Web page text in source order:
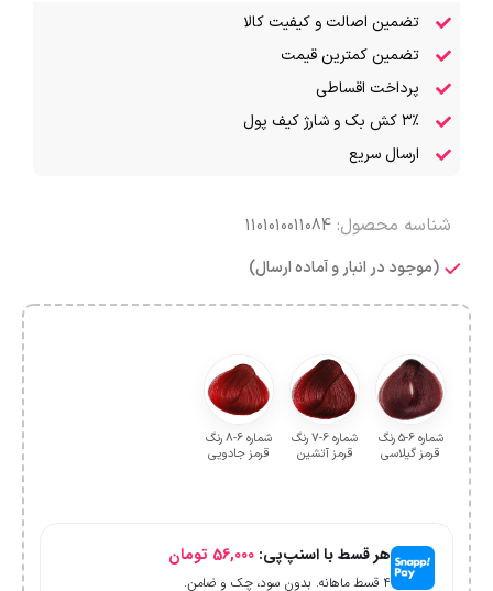
تضمین اصالت و کیفیت کالا
تضمین کمترین قیمت
پرداخت اقساطی
۳٪ کش بک و شارژ کیف پول
ارسال سریع
شناسه محصول: 1101010011084
(موجود در انبار و آماده ارسال)
شماره 6-5 رنگ
قرمز گیلاسی
شماره 6-7 رنگ
قرمز آتشین
شماره 6-8 رنگ
قرمز جادویی
هر قسط با اسنپ‌پی: 56,000 تومان
۴ قسط ماهانه. بدون سود، چک و ضامن.